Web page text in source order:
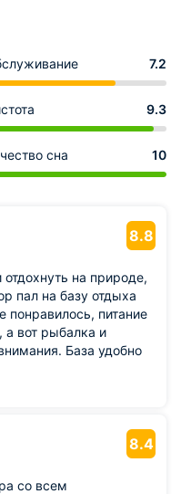
7.2
9.3
сна 10
8.8
на природе,
пал на базу отдыха
понравилось, питание
а вот рыбалка и
База удобно
приезжать
8.4
со всем